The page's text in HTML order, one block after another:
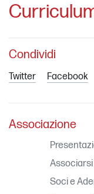
Condividi
Twitter Facebook
Associazione
Associarsi
Soci e